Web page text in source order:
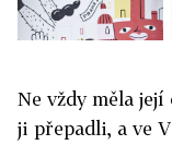
Ne vždy měla
ji přepadli, a ve